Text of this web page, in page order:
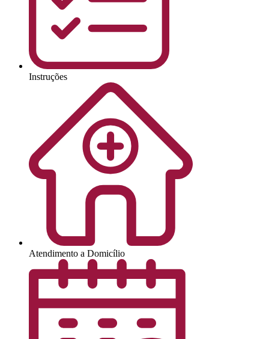
Instruções
Atendimento a Domicílio